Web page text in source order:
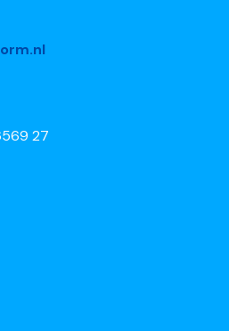
27